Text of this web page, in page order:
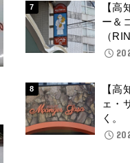
【高
ー＆
（
【高
ェ・
く。